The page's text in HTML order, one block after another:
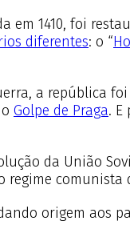
1410, foi
diferentes: o “
a república
Golpe de Praga. E
da União
origem aos